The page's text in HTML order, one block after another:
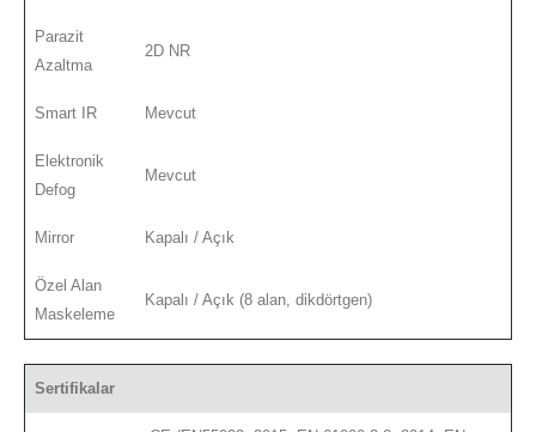
Parazit
Azaltma
2D NR
Smart IR Mevcut
Elektronik
Defog
Mevcut
Mirror Kapalı / Açık
Özel Alan
Maskeleme
Kapalı / Açık (8 alan, dikdörtgen)
Sertifikalar